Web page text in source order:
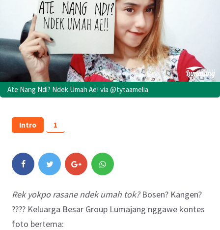
Ate Nang Ndi? Ndek Umah Ae! via @tytaamelia
Intro 1
Rek yokpo rasane ndek umah tok?Bosen? Kangen?
???? Keluarga Besar Group Lumajang nggawe kontes
foto bertema: